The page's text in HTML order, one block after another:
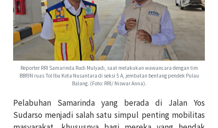
Reporter RRI Samarinda Rudi Mulyadi, saat melakukan wawancara dengan tim
BBPJN ruas Tol Ibu Kota Nusantara di seksi 5 A, jembatan bentang pendek Pulau
Balang. (Foto: RRI/ Niswar Anna).
Pelabuhan Samarinda yang berada di Jalan Yos
Sudarso menjadi salah satu simpul penting mobilitas